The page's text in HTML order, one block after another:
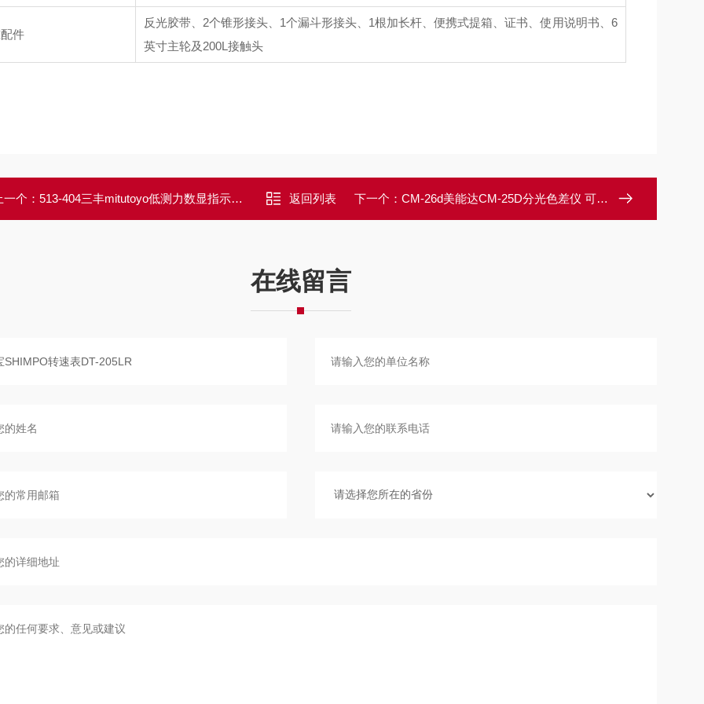
件
反光胶带、2个锥形接头、1个漏斗形接头、1根加长杆、便携式提箱、证书、使用说明书、6
英寸主轮及200L接触头
一个： 513-404三丰mitutoyo低测力数显指示表543-404B 返回列表 下一个： CM-26d美能达CM-25D分光色差仪 可配软件使用
在线留言